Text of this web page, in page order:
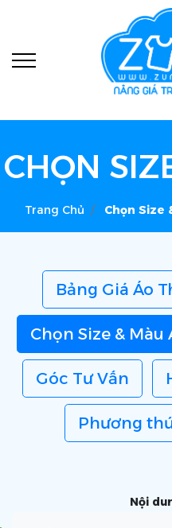
CHỌN
Trang Chủ Chọn Size
Bảng Giá Áo
Chọn Size & Màu
Góc Tư Vấn
Phương
Nội